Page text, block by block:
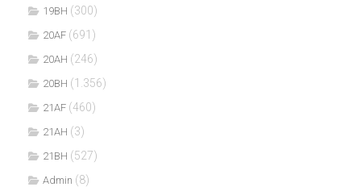
19BH (300)
20AF (691)
20AH (246)
20BH (1.356)
21AF (460)
21AH (3)
21BH (527)
Admin (8)